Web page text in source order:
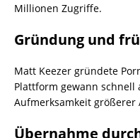
Millionen Zugriffe.
Gründung und
Matt Keezer gründete
Plattform gewann
Aufmerksamkeit
Übernahme